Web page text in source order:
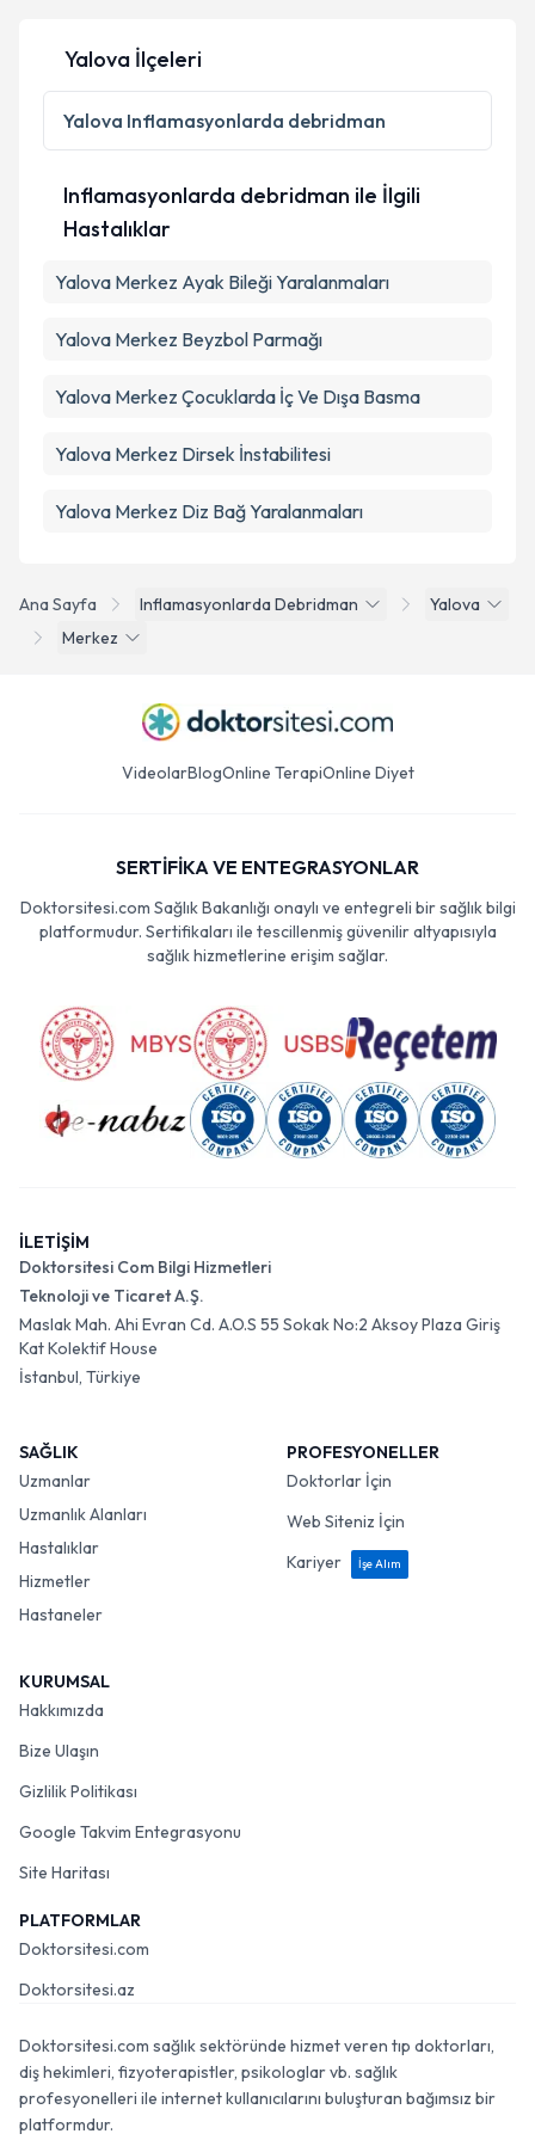
Kişisel verilerimin işlenmesine ilişkinAydınlatma
Metni
'ni okudum ve kişisel verilerimin belirtilen
kapsamda işlenmesini kabul ediyorum.
Takvim Talebini Gönder
Ana Sayfa Inflamasyonlarda Debridman
Yalova
Merkez
Yalova İlçeleri
Yalova Inflamasyonlarda debridman
Inflamasyonlarda debridman ile İlgili
Hastalıklar
Yalova Merkez Ayak Bileği Yaralanmaları
Yalova Merkez Beyzbol Parmağı
Yalova Merkez Çocuklarda İç Ve Dışa Basma
Yalova Merkez Dirsek İnstabilitesi
Yalova Merkez Diz Bağ Yaralanmaları
VideolarBlogOnline TerapiOnline Diyet
SERTİFİKA VE ENTEGRASYONLAR
Doktorsitesi.com Sağlık Bakanlığı onaylı ve entegreli bir sağlık bilgi
platformudur. Sertifikaları ile tescillenmiş güvenilir altyapısıyla
sağlık hizmetlerine erişim sağlar.
İLETİŞİM
Doktorsitesi Com Bilgi Hizmetleri
Teknoloji ve Ticaret A.Ş.
Maslak Mah. Ahi Evran Cd. A.O.S 55 Sokak No:2 Aksoy Plaza Giriş
Kat Kolektif House
İstanbul, Türkiye
SAĞLIK
Uzmanlar
Uzmanlık Alanları
Hastalıklar
Hizmetler
Hastaneler
PROFESYONELLER
Doktorlar İçin
Web Siteniz İçin
Kariyer
İşe Alım
KURUMSAL
Hakkımızda
Bize Ulaşın
Gizlilik Politikası
Google Takvim Entegrasyonu
Site Haritası
PLATFORMLAR
Doktorsitesi.com
Doktorsitesi.az
Doktorsitesi.com sağlık sektöründe hizmet veren tıp doktorları,
diş hekimleri, fizyoterapistler, psikologlar vb. sağlık
profesyonelleri ile internet kullanıcılarını buluşturan bağımsız bir
platformdur.